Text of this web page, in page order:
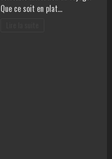
Que ce soit en plat…